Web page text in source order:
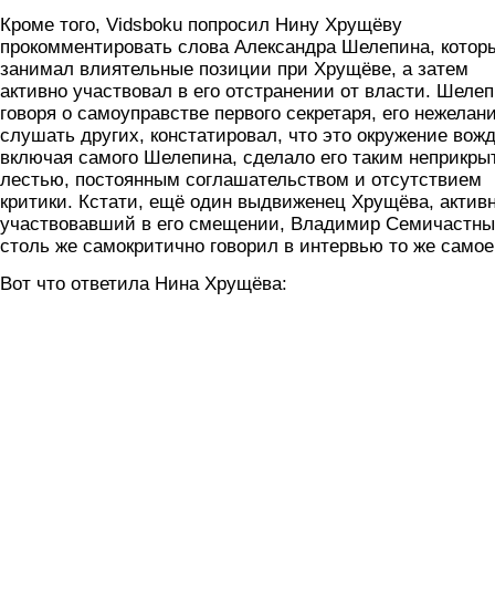
Кроме того, Vidsboku попросил Нину Хрущёву
прокомментировать слова Александра Шелепина,
занимал влиятельные позиции при Хрущёве, а затем
активно участвовал в его отстранении от власти.
говоря о самоуправстве первого секретаря, его
слушать других, констатировал, что это окружение
включая самого Шелепина, сделало его таким
лестью, постоянным соглашательством и отсутствием
критики. Кстати, ещё один выдвиженец Хрущёва,
участвовавший в его смещении, Владимир
столь же самокритично говорил в интервью то же
Вот что ответила Нина Хрущёва: